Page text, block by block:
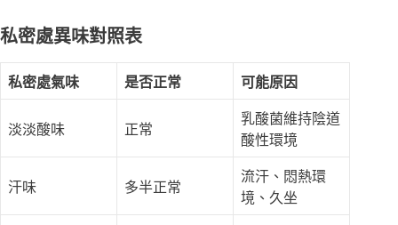
私密處異味對照表
私密處氣味 是否正常 可能原因
淡淡酸味 正常
乳酸菌維持陰道
酸性環境
汗味 多半正常
流汗、悶熱環
境、久坐